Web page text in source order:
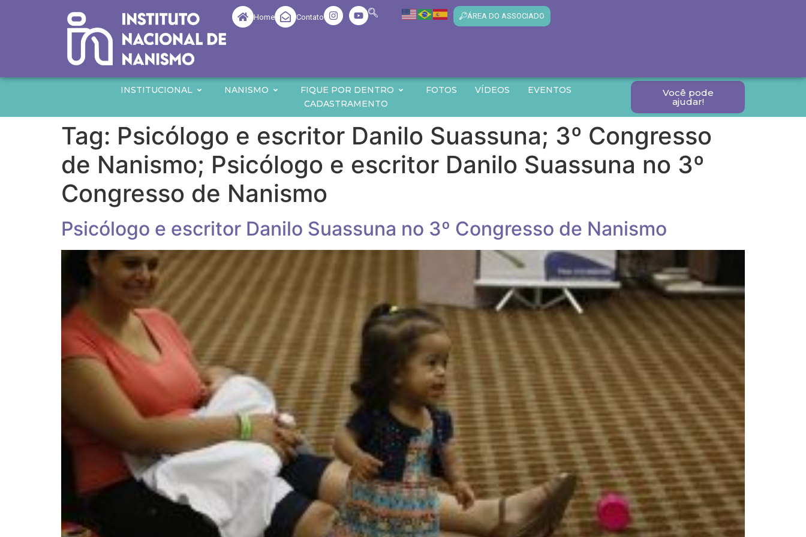
Home Contato ÁREA DO ASSOCIADO
INSTITUCIONAL NANISMO FIQUE POR DENTRO FOTOS VÍDEOS
EVENTOS
CADASTRAMENTO
Você pode
ajudar!
Tag: Psicólogo e escritor Danilo Suassuna; 3º Congresso
de Nanismo; Psicólogo e escritor Danilo Suassuna no 3º
Congresso de Nanismo
Psicólogo e escritor Danilo Suassuna no 3º Congresso de Nanismo